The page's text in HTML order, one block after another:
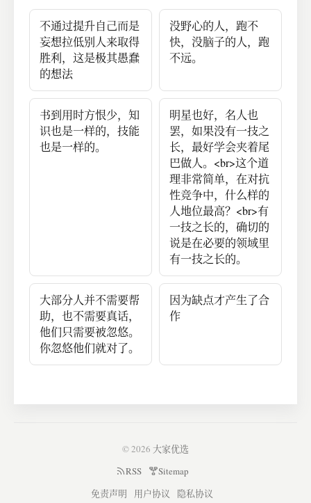
反过来就是意味着安
全线更高，因为一个
产品很难再跌破这个
足够低的价格，这意
钱，但是你要亏钱是
很难的；潜在的含义
就是你要拿得住钱，
愿意付出时间等这个
足够低的价格出现。
不通过提升自己而是
妄想拉低别人来取得
胜利，这是极其愚蠢
的想法
没野心的人，跑不
快，没脑子的人，跑
不远。
书到用时方恨少，知
识也是一样的，技能
也是一样的。
明星也好，名人也
罢，如果没有一技之
长，最好学会夹着尾
巴做人。<br>这个道
理非常简单，在对抗
性竞争中，什么样的
人地位最高？<br>有
一技之长的，确切的
说是在必要的领域里
有一技之长的。
大部分人并不需要帮
助，也不需要真话，
他们只需要被忽悠。
你忽悠他们就对了。
因为缺点才产生了合
作
© 2026 大家优选
RSS
Sitemap
免责声明
用户协议 隐私协议